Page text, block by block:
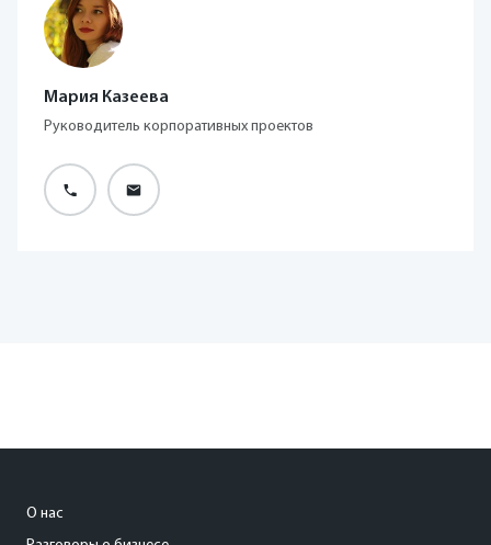
Мария Казеева
Руководитель корпоративных проектов
О нас